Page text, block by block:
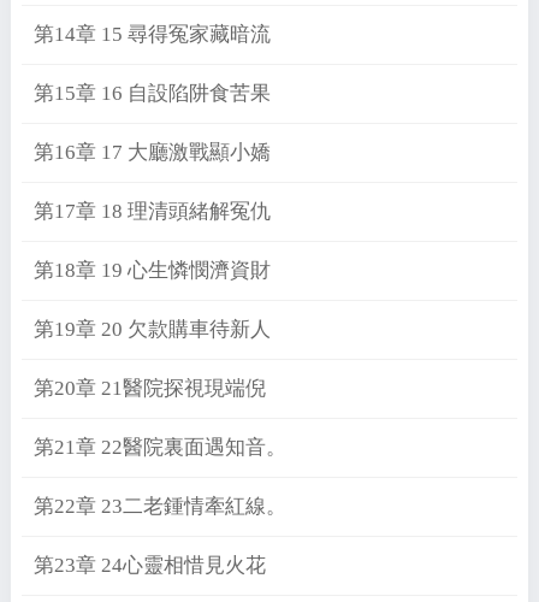
第14章 15 尋得冤家藏暗流
第15章 16 自設陷阱食苦果
第16章 17 大廳激戰顯小嬌
第17章 18 理清頭緒解冤仇
第18章 19 心生憐憫濟資財
第19章 20 欠款購車待新人
第20章 21醫院探視現端倪
第21章 22醫院裏面遇知音。
第22章 23二老鍾情牽紅線。
第23章 24心靈相惜見火花